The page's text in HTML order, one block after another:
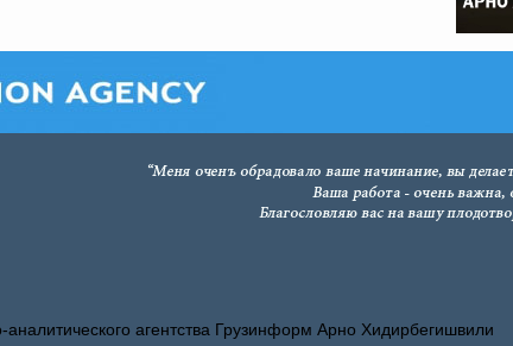
агентства Грузинформ Арно Хидирбегишвили